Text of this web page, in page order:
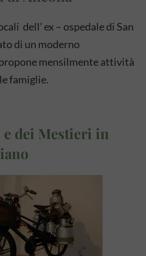
dell’ ex – ospedale di San
di un moderno
mensilmente attività
famiglie.
dei Mestieri in